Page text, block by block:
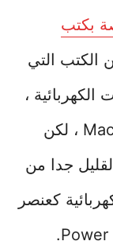
بكتب
الكتب التي
،
اي من وجهة نظر الـ Machine Design ، لكن
جدا من
كعنصر